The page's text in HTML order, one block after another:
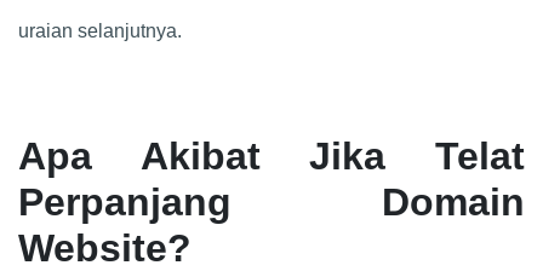
uraian selanjutnya.
Apa Akibat Jika Telat
Perpanjang Domain
Website?